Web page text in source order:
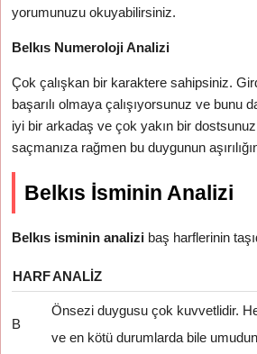
yorumunuzu okuyabilirsiniz.
Belkıs Numeroloji Analizi
Çok çalışkan bir karaktere sahipsiniz.
başarılı olmaya çalışıyorsunuz ve bunu
iyi bir arkadaş ve çok yakın bir
saçmanıza rağmen bu duygunun
Belkıs İsminin Analizi
Belkıs isminin analizi baş harflerinin
HARFANALIZ
B
Önsezi duygusu çok kuvvetlidir.
ve en kötü durumlarda bile